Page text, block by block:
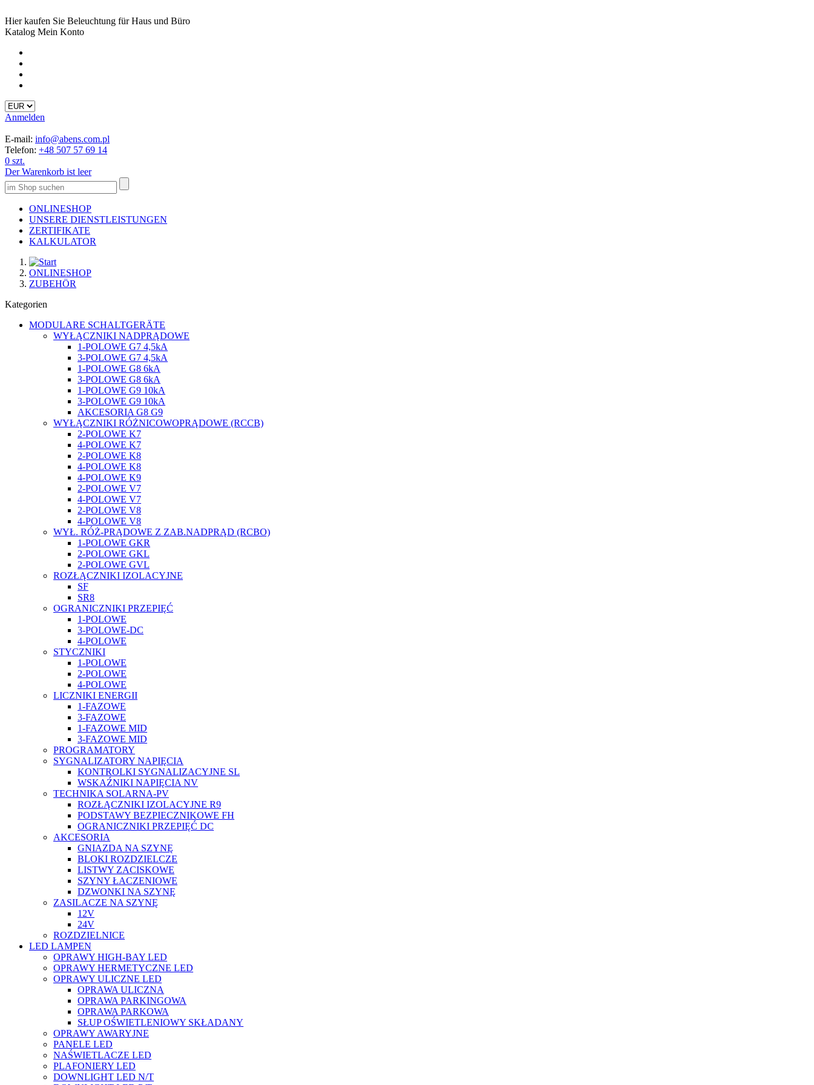
Hier kaufen Sie Beleuchtung für Haus und Büro
Katalog Mein Konto
Anmelden
E-mail: info@abens.com.pl
Telefon: +48 507 57 69 14
0 szt.
Der Warenkorb ist leer
ONLINESHOP
UNSERE DIENSTLEISTUNGEN
ZERTIFIKATE
KALKULATOR
ONLINESHOP
ZUBEHÖR
Kategorien
MODULARE SCHALTGERÄTE
WYŁĄCZNIKI NADPRĄDOWE
1-POLOWE G7 4,5kA
3-POLOWE G7 4,5kA
1-POLOWE G8 6kA
3-POLOWE G8 6kA
1-POLOWE G9 10kA
3-POLOWE G9 10kA
AKCESORIA G8 G9
WYŁĄCZNIKI RÓŻNICOWOPRĄDOWE (RCCB)
2-POLOWE K7
4-POLOWE K7
2-POLOWE K8
4-POLOWE K8
4-POLOWE K9
2-POLOWE V7
4-POLOWE V7
2-POLOWE V8
4-POLOWE V8
WYŁ. RÓŻ-PRĄDOWE Z ZAB.NADPRĄD (RCBO)
1-POLOWE GKR
2-POLOWE GKL
2-POLOWE GVL
ROZŁĄCZNIKI IZOLACYJNE
SF
SR8
OGRANICZNIKI PRZEPIĘĆ
1-POLOWE
3-POLOWE-DC
4-POLOWE
STYCZNIKI
1-POLOWE
2-POLOWE
4-POLOWE
LICZNIKI ENERGII
1-FAZOWE
3-FAZOWE
1-FAZOWE MID
3-FAZOWE MID
PROGRAMATORY
SYGNALIZATORY NAPIĘCIA
KONTROLKI SYGNALIZACYJNE SL
WSKAŹNIKI NAPIĘCIA NV
TECHNIKA SOLARNA-PV
ROZŁĄCZNIKI IZOLACYJNE R9
PODSTAWY BEZPIECZNIKOWE FH
OGRANICZNIKI PRZEPIĘĆ DC
AKCESORIA
GNIAZDA NA SZYNĘ
BLOKI ROZDZIELCZE
LISTWY ZACISKOWE
SZYNY ŁACZENIOWE
DZWONKI NA SZYNĘ
ZASILACZE NA SZYNĘ
12V
24V
ROZDZIELNICE
LED LAMPEN
OPRAWY HIGH-BAY LED
OPRAWY HERMETYCZNE LED
OPRAWY ULICZNE LED
OPRAWA ULICZNA
OPRAWA PARKINGOWA
OPRAWA PARKOWA
SŁUP OŚWIETLENIOWY SKŁADANY
OPRAWY AWARYJNE
PANELE LED
NAŚWIETLACZE LED
PLAFONIERY LED
DOWNLIGHT LED N/T